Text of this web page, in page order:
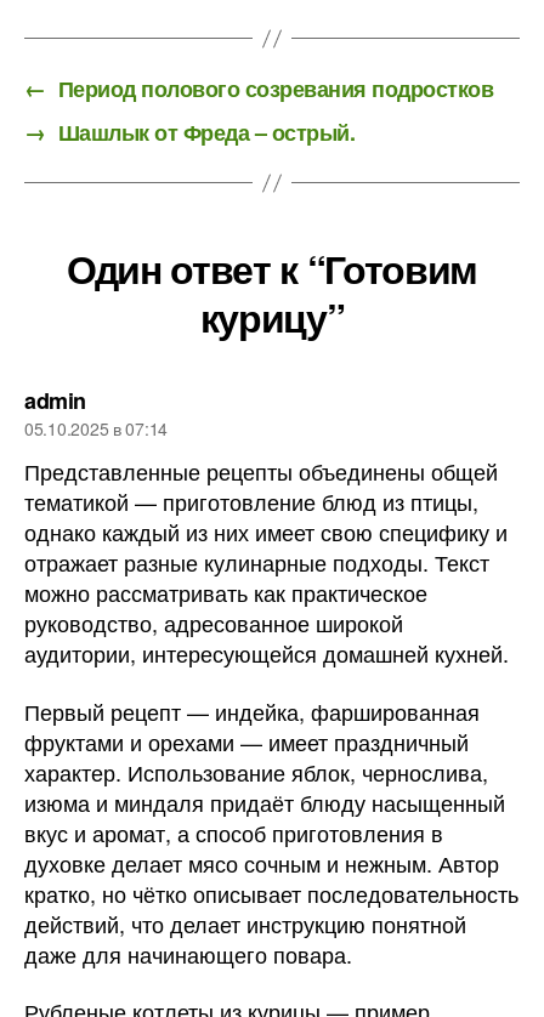
← Период полового созревания подростков
→ Шашлык от Фреда – острый.
Один ответ к “Готовим
курицу”
adminпишет:
05.10.2025 в 07:14
Представленные рецепты объединены общей
тематикой — приготовление блюд из птицы,
однако каждый из них имеет свою специфику и
отражает разные кулинарные подходы. Текст
можно рассматривать как практическое
руководство, адресованное широкой
аудитории, интересующейся домашней кухней.
Первый рецепт — индейка, фаршированная
фруктами и орехами — имеет праздничный
характер. Использование яблок, чернослива,
изюма и миндаля придаёт блюду насыщенный
вкус и аромат, а способ приготовления в
духовке делает мясо сочным и нежным. Автор
кратко, но чётко описывает последовательность
действий, что делает инструкцию понятной
даже для начинающего повара.